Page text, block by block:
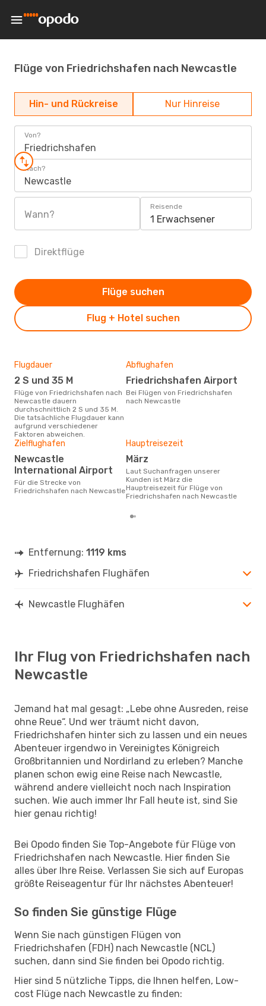
Flüge von Friedrichshafen nach Newcastle
Hin- und Rückreise Nur Hinreise
Von?
Friedrichshafen
Nach?
Newcastle
Wann?
Reisende
1 Erwachsener
Direktflüge
Flug + Hotel suchen
Flüge suchen
Flugdauer
2 S und 35 M
Flüge von Friedrichshafen nach
Newcastle dauern
durchschnittlich 2 S und 35 M.
Die tatsächliche Flugdauer kann
aufgrund verschiedener
Faktoren abweichen.
Abflughafen
Friedrichshafen Airport
Bei Flügen von Friedrichshafen
nach Newcastle
Zielflughafen
Newcastle
International Airport
Für die Strecke von
Friedrichshafen nach Newcastle
Hauptreisezeit
März
Laut Suchanfragen unserer
Kunden ist März die
Hauptreisezeit für Flüge von
Friedrichshafen nach Newcastle
Entfernung: 1119 kms
Friedrichshafen Flughäfen
Newcastle Flughäfen
Ihr Flug von Friedrichshafen nach
Newcastle
Jemand hat mal gesagt: „Lebe ohne Ausreden, reise
ohne Reue“. Und wer träumt nicht davon,
Friedrichshafen hinter sich zu lassen und ein neues
Abenteuer irgendwo in Vereinigtes Königreich
Großbritannien und Nordirland zu erleben? Manche
planen schon ewig eine Reise nach Newcastle,
während andere vielleicht noch nach Inspiration
suchen. Wie auch immer Ihr Fall heute ist, sind Sie
hier genau richtig!
Bei Opodo finden Sie Top-Angebote für Flüge von
Friedrichshafen nach Newcastle. Hier finden Sie
alles über Ihre Reise. Verlassen Sie sich auf Europas
größte Reiseagentur für Ihr nächstes Abenteuer!
So finden Sie günstige Flüge
Wenn Sie nach günstigen Flügen von
Friedrichshafen (FDH) nach Newcastle (NCL)
suchen, dann sind Sie finden bei Opodo richtig.
Hier sind 5 nützliche Tipps, die Ihnen helfen, Low-
cost Flüge nach Newcastle zu finden: